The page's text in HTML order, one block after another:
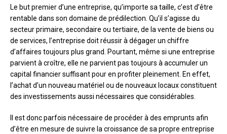
Le but premier d’une entreprise, qu’importe sa taille, c’est d’être
rentable dans son domaine de prédilection. Qu’il s’agisse du
secteur primaire, secondaire ou tertiaire, de la vente de biens ou
de services, l’entreprise doit réussir à dégager un chiffre
d’affaires toujours plus grand. Pourtant, même si une entreprise
parvient à croître, elle ne parvient pas toujours à accumuler un
capital financier suffisant pour en profiter pleinement. En effet,
l’achat d’un nouveau matériel ou de nouveaux locaux constituent
des investissements aussi nécessaires que considérables.
Il est donc parfois nécessaire de procéder à des emprunts afin
d’être en mesure de suivre la croissance de sa propre entreprise